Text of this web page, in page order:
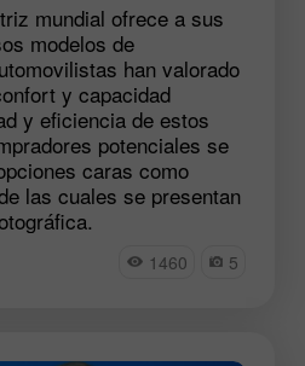
mundial ofrece a sus
modelos de
han valorado
y capacidad
y eficiencia de estos
potenciales se
caras como
las cuales se presentan
1460 5